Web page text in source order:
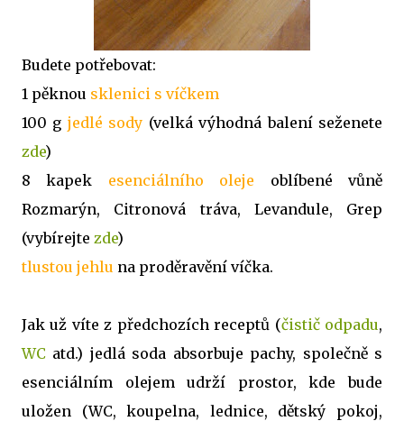
Budete potřebovat:
1 pěknou sklenici s víčkem
100 g jedlé sody (velká výhodná balení seženete
zde)
8 kapek esenciálního oleje oblíbené vůně
Rozmarýn, Citronová tráva, Levandule, Grep
(vybírejte zde)
tlustou jehlu na proděravění víčka.
Jak už víte z předchozích receptů (čistič odpadu,
WC atd.) jedlá soda absorbuje pachy, společně s
esenciálním olejem udrží prostor, kde bude
uložen (WC, koupelna, lednice, dětský pokoj,